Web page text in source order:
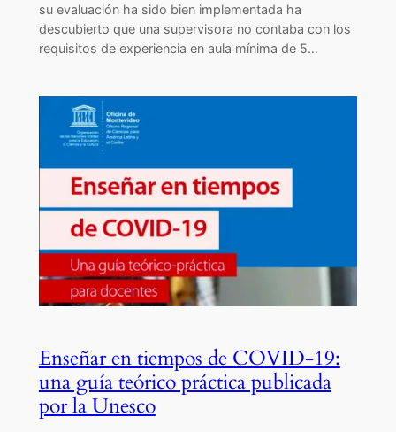
su evaluación ha sido bien implementada ha
descubierto que una supervisora no contaba con los
requisitos de experiencia en aula mínima de 5…
Enseñar en tiempos de COVID-19:
una guía teórico práctica publicada
por la Unesco